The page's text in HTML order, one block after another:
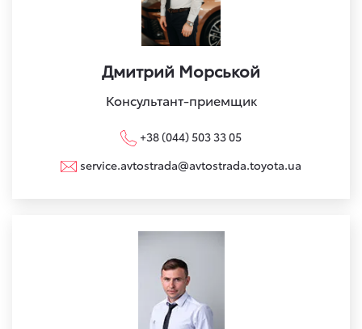
Дмитрий Морськой
Консультант-приемщик
+38 (044) 503 33 05
service.avtostrada@avtostrada.toyota.ua